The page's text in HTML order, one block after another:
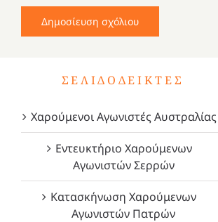
ΣΕΛΙΔΟΔΕΊΚΤΕΣ
Χαρούμενοι Αγωνιστές Αυστραλίας
Εντευκτήριο Χαρούμενων
Αγωνιστών Σερρών
Κατασκήνωση Χαρούμενων
Αγωνιστών Πατρών